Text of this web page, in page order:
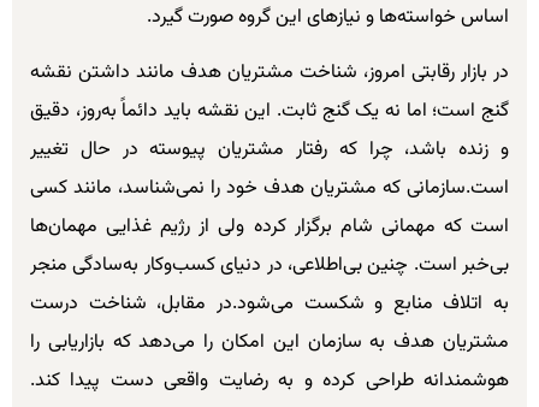
اساس خواسته‌ها و نیازهای این گروه صورت گیرد.
در بازار رقابتی امروز، شناخت مشتریان هدف مانند داشتن نقشه
گنج است؛ اما نه یک گنج ثابت. این نقشه باید دائماً به‌روز، دقیق
و زنده باشد، چرا که رفتار مشتریان پیوسته در حال تغییر
است.سازمانی که مشتریان هدف خود را نمی‌شناسد، مانند کسی
است که مهمانی شام برگزار کرده ولی از رژیم غذایی مهمان‌ها
بی‌خبر است. چنین بی‌اطلاعی، در دنیای کسب‌وکار به‌سادگی منجر
به اتلاف منابع و شکست می‌شود.در مقابل، شناخت درست
مشتریان هدف به سازمان این امکان را می‌دهد که بازاریابی را
هوشمندانه طراحی کرده و به رضایت واقعی دست پیدا کند.